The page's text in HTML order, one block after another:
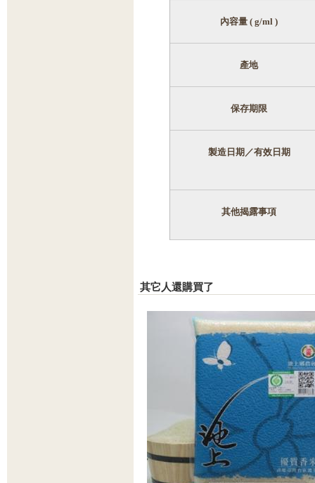
內容量 ( g/ml )
產地
保存期限
製造日期／有效日期
其他揭露事項
其它人還購買了